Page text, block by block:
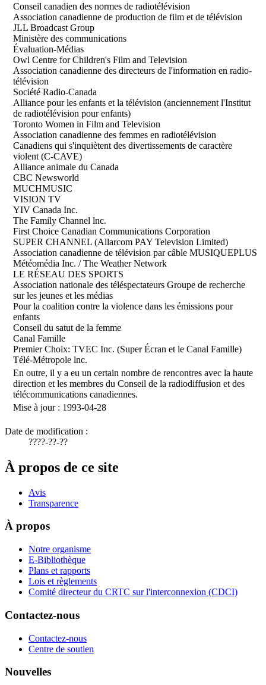
Conseil canadien des normes de radiotélévision
Association canadienne de production de film et de télévision
JLL Broadcast Group
Ministère des communications
Évaluation-Médias
Owl Centre for Children's Film and Television
Association canadienne des directeurs de l'information en radio-
télévision
Société Radio-Canada
Alliance pour les enfants et la télévision (anciennement l'Institut
de radiotélévision pour enfants)
Toronto Women in Film and Television
Association canadienne des femmes en radiotélévision
Canadiens qui s'inquiètent des divertissements de caractère
violent (C-CAVE)
Alliance animale du Canada
CBC Newsworld
MUCHMUSIC
VISION TV
YIV Canada Inc.
The Family Channel lnc.
First Choice Canadian Communications Corporation
SUPER CHANNEL (Allarcom PAY Television Limited)
Association canadienne de télévision par câble MUSIQUEPLUS
Météomédia Inc. / The Weather Network
LE RÉSEAU DES SPORTS
Association nationale des téléspectateurs Groupe de recherche
sur les jeunes et les médias
Pour la coalition contre la violence dans les émissions pour
enfants
Conseil du satut de la femme
Canal Famille
Premier Choix: TVEC Inc. (Super Écran et le Canal Famille)
Télé-Métropole lnc.
En outre, il y a eu un certain nombre de rencontres avec la haute
direction et les membres du Conseil de la radiodiffusion et des
télécommunications canadiennes.
Mise à jour : 1993-04-28
Date de modification :
????-??-??
À propos de ce site
Avis
Transparence
À propos
Notre organisme
E-Bibliothèque
Plans et rapports
Lois et règlements
Comité directeur du CRTC sur l'interconnexion (CDCI)
Contactez-nous
Contactez-nous
Centre de soutien
Nouvelles